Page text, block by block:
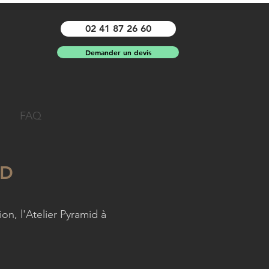
02 41 87 26 60
Demander un devis
FAQ
l'Atelier Pyramid à